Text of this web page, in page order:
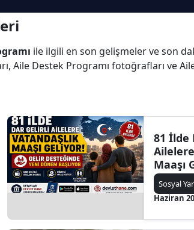
ile ilgili en son gelişmeler ve son
Aile Destek Programı fotoğrafları ve
81 İlde
Maaşı
Dönem
Sosyal
Haziran